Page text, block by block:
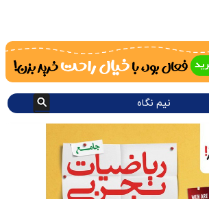
نیم نگاه